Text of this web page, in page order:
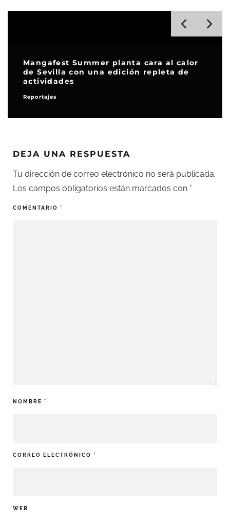
Mangafest Summer planta cara al calor
de Sevilla con una edición repleta de
actividades
Reportajes
DEJA UNA RESPUESTA
Tu dirección de correo electrónico no será publicada.
Los campos obligatorios están marcados con *
COMENTARIO *
NOMBRE *
CORREO ELECTRÓNICO *
WEB